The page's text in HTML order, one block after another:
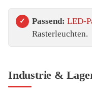
Passend: LED-
Rasterleuchten.
Industrie &